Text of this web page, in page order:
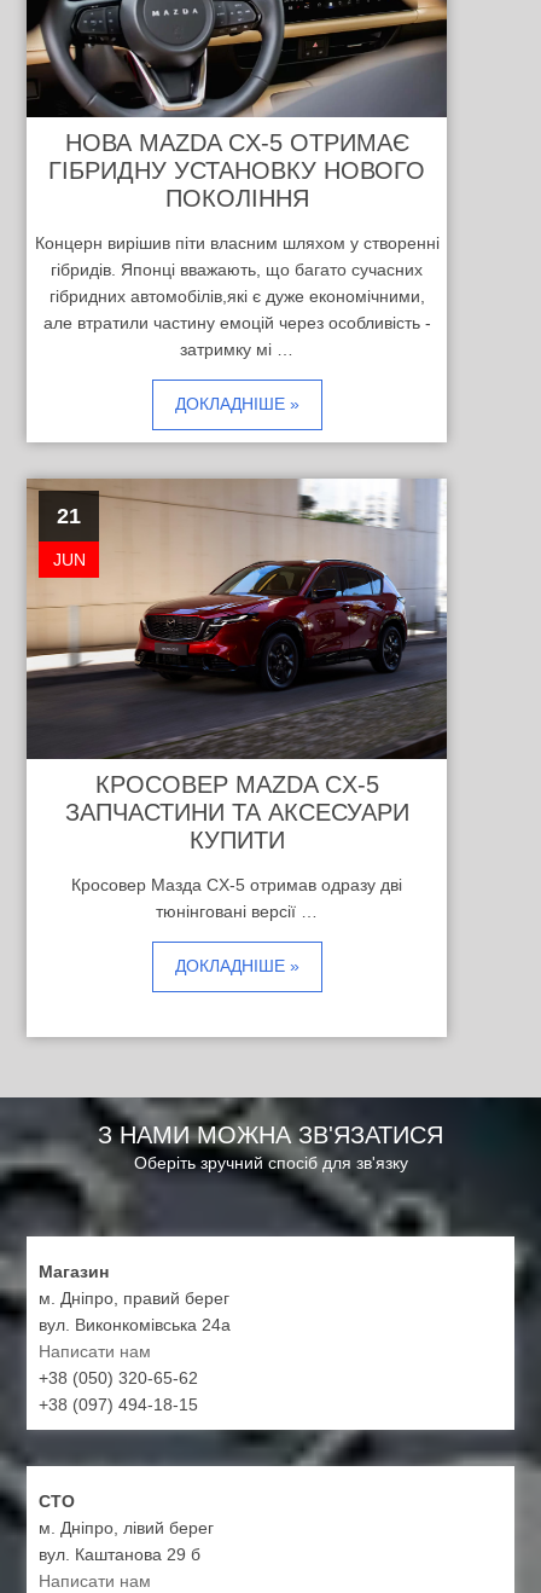
НОВА MAZDA CX-5 ОТРИМАЄ
ГІБРИДНУ УСТАНОВКУ НОВОГО
ПОКОЛІННЯ
Концерн вирішив піти власним шляхом у створенні
гібридів. Японці вважають, що багато сучасних
гібридних автомобілів,які є дуже економічними,
але втратили частину емоцій через особливість -
затримку мі …
ДОКЛАДНІШЕ »
21
JUN
КРОСОВЕР MAZDA CX-5
ЗАПЧАСТИНИ ТА АКСЕСУАРИ
КУПИТИ
Кросовер Мазда CX-5 отримав одразу дві
тюнінговані версії …
ДОКЛАДНІШЕ »
З НАМИ МОЖНА ЗВ'ЯЗАТИСЯ
Оберіть зручний спосіб для зв'язку
Магазин
м. Дніпро, правий берег
вул. Виконкомівська 24а
Написати нам
+38 (050) 320-65-62
+38 (097) 494-18-15
СТО
м. Дніпро, лівий берег
вул. Каштанова 29 б
Написати нам